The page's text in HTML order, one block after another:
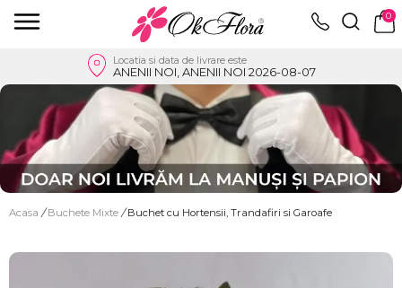
0
Locatia si data de livrare este
ANENII NOI, ANENII NOI 2026-08-07
Acasa / Buchete Mixte / Buchet cu Hortensii, Trandafiri si Garoafe